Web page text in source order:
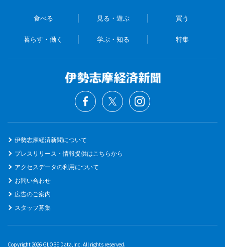
食べる 見る・遊ぶ 買う
暮らす・働く 学ぶ・知る 特集
伊勢志摩経済新聞について
プレスリリース・情報提供はこちらから
アクセスデータの利用について
お問い合わせ
広告のご案内
スタッフ募集
Copyright 2026 GLOBE Data,Inc. All rights reserved.